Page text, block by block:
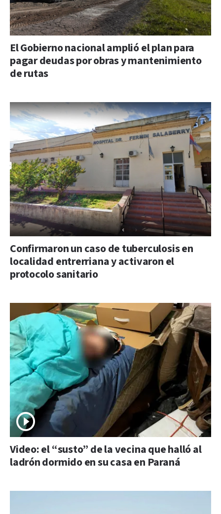
El Gobierno nacional amplió el plan para
pagar deudas por obras y mantenimiento
de rutas
Confirmaron un caso de tuberculosis en
localidad entrerriana y activaron el
protocolo sanitario
Video: el “susto” de la vecina que halló al
ladrón dormido en su casa en Paraná